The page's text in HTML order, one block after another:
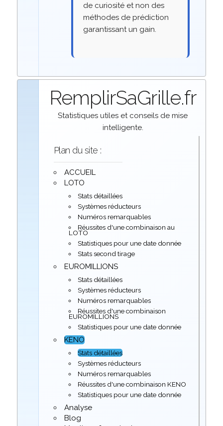
de curiosité et non des
méthodes de prédiction
garantissant un gain.
RemplirSaGrille.fr
Statistiques utiles et conseils de mise
intelligente.
Plan du site :
ACCUEIL
LOTO
Stats détaillées
Systèmes réducteurs
Numéros remarquables
Réussites d'une combinaison au
LOTO
Statistiques pour une date donnée
Stats second tirage
EUROMILLIONS
Stats détaillées
Systèmes réducteurs
Numéros remarquables
Réussites d'une combinaison
EUROMILLIONS
Statistiques pour une date donnée
KENO
Stats détaillées
Systèmes réducteurs
Numéros remarquables
Réussites d'une combinaison KENO
Statistiques pour une date donnée
Analyse
Blog